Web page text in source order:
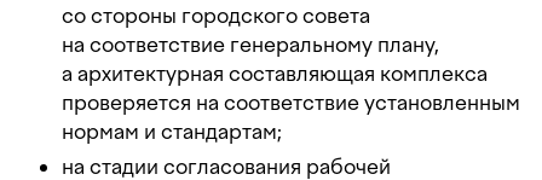
со стороны городского совета
на соответствие генеральному плану,
а архитектурная составляющая комплекса
проверяется на соответствие установленным
нормам и стандартам;
на стадии согласования рабочей